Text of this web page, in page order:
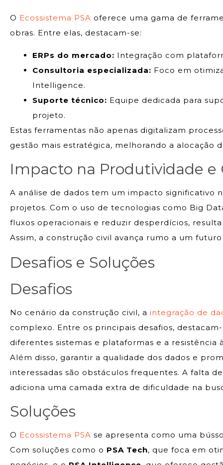
O Ecossistema PSA oferece uma gama de
obras. Entre elas, destacam-se:
ERPs do mercado: Integração com
Consultoria especializada: Foco em
Intelligence.
Suporte técnico: Equipe dedicada para
projeto.
Estas ferramentas não apenas digitalizam
gestão mais estratégica, melhorando a alocação
Impacto na Produtividade e
A análise de dados tem um impacto significativo
projetos. Com o uso de tecnologias como Big
fluxos operacionais e reduzir desperdícios,
Assim, a construção civil avança rumo a um
Desafios e Soluções
Desafios
No cenário da construção civil, a integração de
complexo. Entre os principais desafios,
diferentes sistemas e plataformas e a resistência
Além disso, garantir a qualidade dos dados e
interessadas são obstáculos frequentes. A falta
adiciona uma camada extra de dificuldade na
Soluções
O Ecossistema PSA se apresenta como uma
Com soluções como o PSA Tech, que foca em